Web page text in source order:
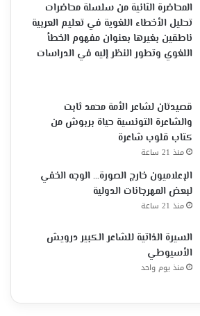
المحاضرة الثانية من سلسلة محاضرات
تحليل الأخطاء اللغوية في تعليم العربية
ناطقين بغيرها بعنوان مفهوم الخطأ
اللغوي وتطور النظر إليه في الدراسات
قصيدتان لشاعر الأمة محمد ثابت
والشاعرة التونسية حياة بربوش من
كتاب قلوب شاعرة
منذ 21 ساعة
الإعلاميون خارج الصورة… الوجه الخفي
لبعض المهرجانات الدولية
منذ 21 ساعة
السيرة الذاتية للشاعر الكبير درويش
الأسيوطي
منذ يوم واحد